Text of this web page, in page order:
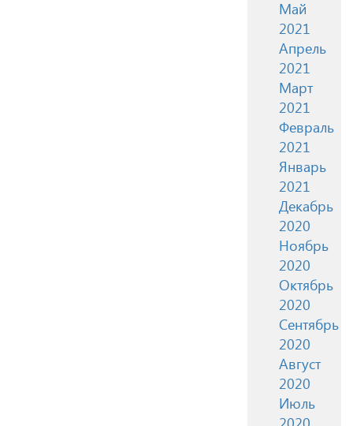
Май
2021
Апрель
2021
Март
2021
Февраль
2021
Январь
2021
Декабрь
2020
Ноябрь
2020
Октябрь
2020
Сентябрь
2020
Август
2020
Июль